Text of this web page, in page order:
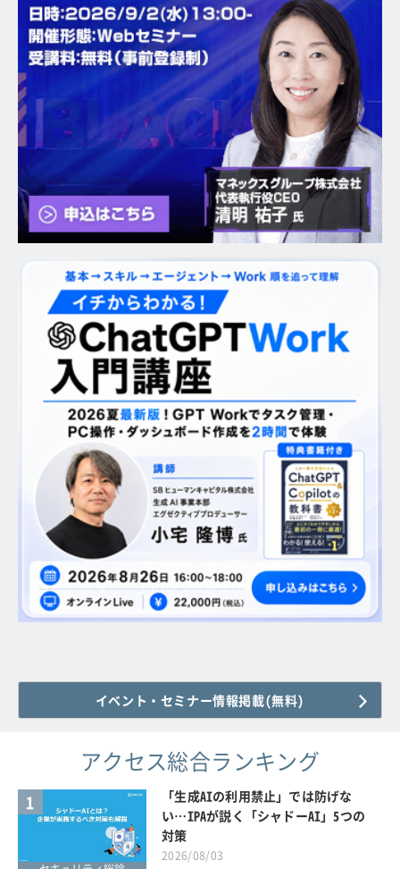
イベント・セミナー情報掲載(無料)
アクセス総合ランキング
1
「生成AIの利用禁止」では防げな
い…IPAが説く「シャドーAI」5つの
対策
2026/08/03